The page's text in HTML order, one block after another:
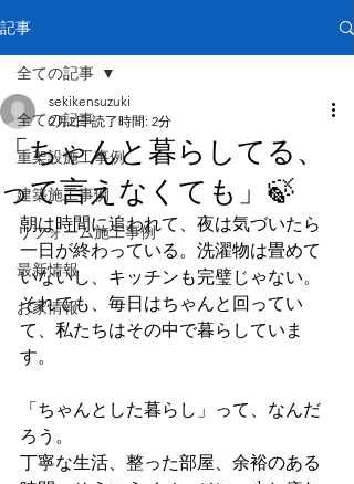
記事
全ての記事
重架設施工事例
建築施工事例
リフォーム施工事例
最新情報
お家情報
全ての記事
「ちゃんと暮らしてる、
って言えなくても」🍃
sekikensuzuki
2月2日 読了時間: 2分
朝は時間に追われて、夜は気づいたら
一日が終わっている。洗濯物は畳めて
いないし、キッチンも完璧じゃない。
それでも、毎日はちゃんと回ってい
て、私たちはその中で暮らしていま
す。
「ちゃんとした暮らし」って、なんだ
ろう。
丁寧な生活、整った部屋、余裕のある